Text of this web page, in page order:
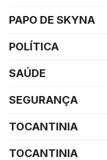
PAPO DE SKYNA
POLÍTICA
SAÚDE
SEGURANÇA
TOCANTINIA
TOCANTINIA